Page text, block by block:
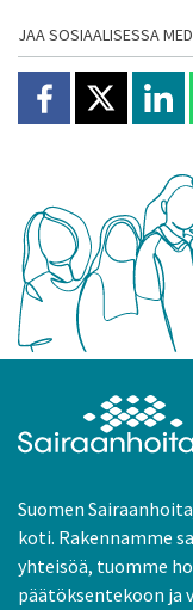
JAA SOSIAALISESSA
Jaa Facebookissa
Jaa X:ssäJaa
Suomen
koti. Rakennamme
yhteisöä, tuomme
päätöksentekoon ja